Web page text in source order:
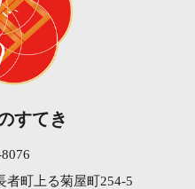
すてき
者町上る菊屋町254-5